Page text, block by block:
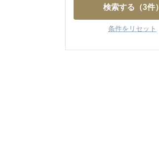
検索する （3件）
条件をリセット